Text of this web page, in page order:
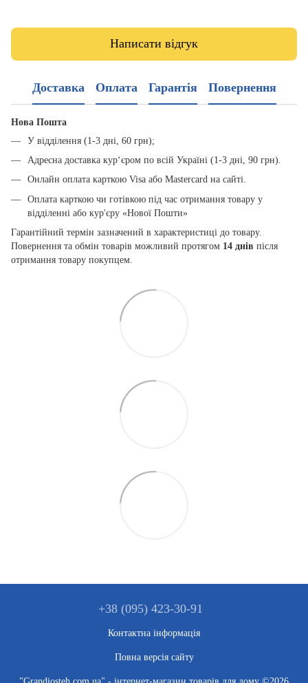
Написати відгук
Доставка Оплата Гарантія Повернення
Нова Пошта
У відділення (1-3 дні, 60 грн);
Адресна доставка кур‘єром по всій Україні (1-3 дні, 90 грн).
Онлайн оплата карткою Visa або Mastercard на сайті.
Оплата карткою чи готівкою під час отримання товару у
відділенні або кур'єру «Нової Пошти»
Гарантійний термін зазначений в характеристиці до товару.
Повернення та обмін товарів можливий протягом 14 днів після
отримання товару покупцем.
+38 (095) 423-30-91
Контактна інформація
Повна версія сайту